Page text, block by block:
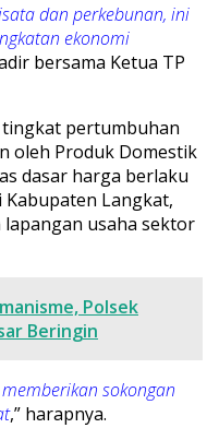
dan perkebunan, ini
ekonomi
bersama Ketua TP
pertumbuhan
oleh Produk Domestik
dasar harga berlaku
Langkat,
usaha sektor
Polsek
Beringin
sokongan
,” harapnya.